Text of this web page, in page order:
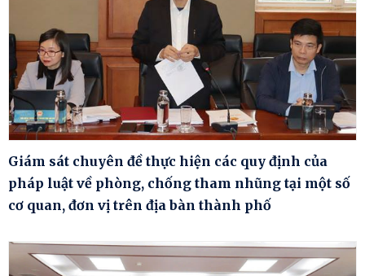
Giám sát chuyên đề thực hiện các quy định của
pháp luật về phòng, chống tham nhũng tại một số
cơ quan, đơn vị trên địa bàn thành phố